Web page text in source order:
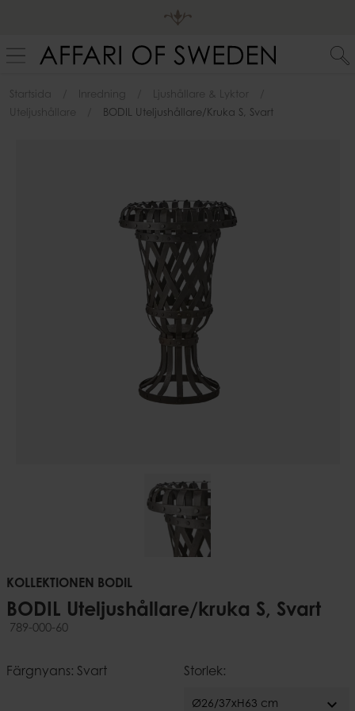
Startsida Inredning
Ljushållare & Lyktor
Uteljushållare
BODIL Uteljushållare/kruka S, Svart
KOLLEKTIONEN BODIL
BODIL Uteljushållare/kruka S, Svart
789-000-60
Färgnyans: Svart Storlek:
Ø26/37xH63 cm expand_more